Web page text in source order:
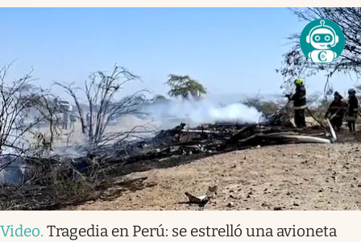
Video. Tragedia en Perú: se estrelló una avioneta